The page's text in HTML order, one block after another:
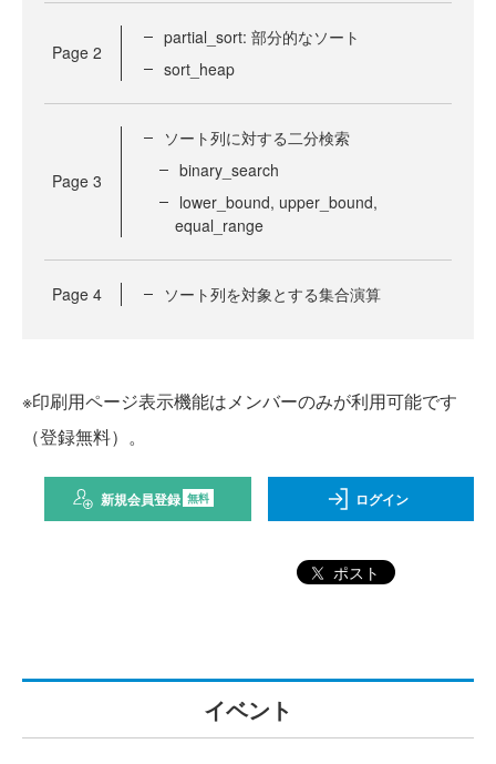
Page 2
partial_sort: 部分的なソート
sort_heap
Page 3
ソート列に対する二分検索
binary_search
lower_bound, upper_bound,
equal_range
Page 4 ソート列を対象とする集合演算
※印刷用ページ表示機能はメンバーのみが利用可能です
（登録無料）。
新規会員登録 無料 ログイン
ポスト
イベント